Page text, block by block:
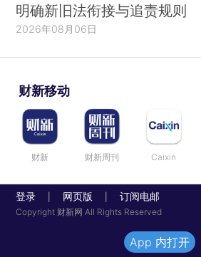
明确新旧法衔接与追责规则
2026年08月06日
财新移动
财新 财新周刊 Caixin
登录 网页版 订阅电邮
Copyright 财新网 All Rights Reserved
App 内打开